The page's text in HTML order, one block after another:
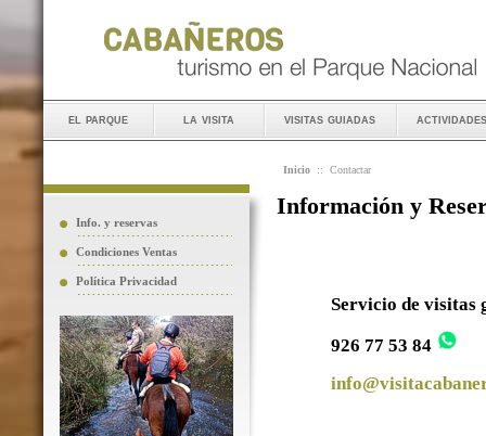
el parque la visita visitas guiadas actividades
Info. y reservas
Condiciones Ventas
Política Privacidad
Inicio :: Contactar
Información y
Servicio de visitas
926 77 53 84